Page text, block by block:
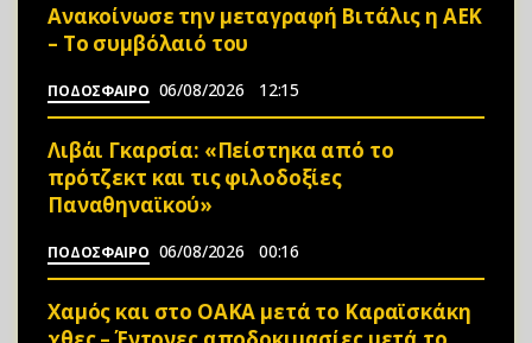
Ανακοίνωσε την μεταγραφή Βιτάλις η ΑΕΚ
– Το συμβόλαιό του
ΠΟΔΟΣΦΑΙΡΟ 06/08/2026 12:15
Λιβάι Γκαρσία: «Πείστηκα από το
πρότζεκτ και τις φιλοδοξίες
Παναθηναϊκού»
ΠΟΔΟΣΦΑΙΡΟ 06/08/2026 00:16
Χαμός και στο ΟΑΚΑ μετά το Καραϊσκάκη